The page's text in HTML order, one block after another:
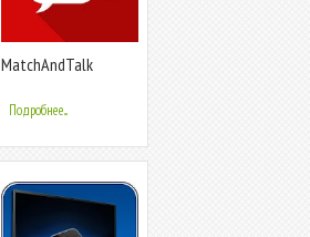
MatchAndTalk
Подробнее...